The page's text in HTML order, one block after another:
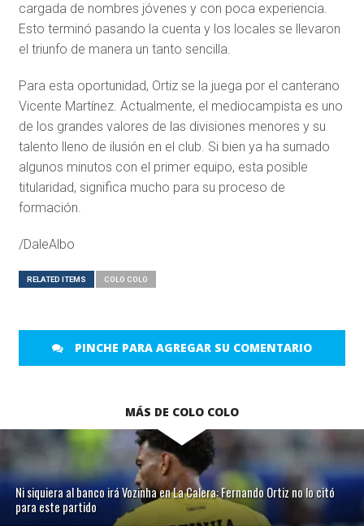
cargada de nombres jóvenes y con poca experiencia.
Esto terminó pasando la cuenta y los locales se llevaron
el triunfo de manera un tanto sencilla.
Para esta oportunidad, Ortiz se la juega por el canterano
Vicente Martínez. Actualmente, el mediocampista es uno
de los grandes valores de las divisiones menores y su
talento lleno de ilusión en el club. Si bien ya ha sumado
algunos minutos con el primer equipo, esta posible
titularidad, significa mucho para su proceso de
formación.
/DaleAlbo
RELATED ITEMS COLO COLO
PINCHE PARA AGREGAR SU COMENTARIO
MÁS DE COLO COLO
Ni siquiera al banco irá Vozinha en La Calera: Fernando Ortiz no lo citó
para este partido